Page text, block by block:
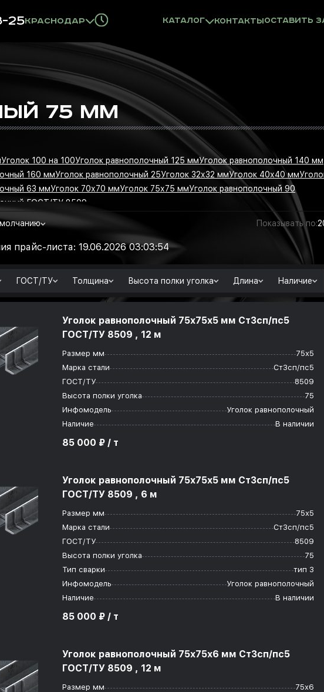
25Краснодар Каталог КонтактыОставить
75 ММ
Уголок 100 на 100Уголок равнополочный 125 ммУголок равнополочный 140 мм
160 ммУголок равнополочный 25Уголок 32х32 ммУголок 40х40 мм
63 ммУголок 70х70 ммУголок 75х75 ммУголок равнополочный 90
ГОСТ/ТУ 8509
Показыватьпо:
прайс-листа: 19.06.2026 03:03:54
ГОСТ/ТУ Толщина Высота полки уголка Длина Наличие
Уголок равнополочный 75x75x5 мм Ст3сп/пс5
ГОСТ/ТУ 8509 , 12 м
Размер мм
75х5
Марка стали
Ст3сп/пс5
ГОСТ/ТУ
8509
Высота полки уголка
75
Инфомодель
Уголок равнополочный
Наличие
В наличии
85 000 ₽ / т
Уголок равнополочный 75x75x5 мм Ст3сп/пс5
ГОСТ/ТУ 8509 , 6 м
Размер мм
75х5
Марка стали
Ст3сп/пс5
ГОСТ/ТУ
8509
Высота полки уголка
75
Тип сварки
тип 3
Инфомодель
Уголок равнополочный
Наличие
В наличии
85 000 ₽ / т
Уголок равнополочный 75x75x6 мм Ст3сп/пс5
ГОСТ/ТУ 8509 , 12 м
Размер мм
75х6